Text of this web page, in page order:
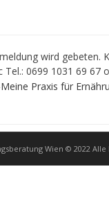
wird gebeten.
0699 1031 69 67
Praxis für
Wien © 2022